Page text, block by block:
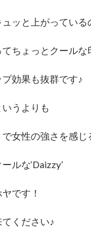
ッと上がっている
ちょっとクールな
プ効果も抜群です♪
うよりも
女性の強さを感じ
ルな‘Daizzy’
です！
ください♪